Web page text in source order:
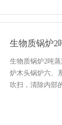
生物质锅炉2
生物质锅炉2吨
炉木头锅炉六、
吹扫，清除内部